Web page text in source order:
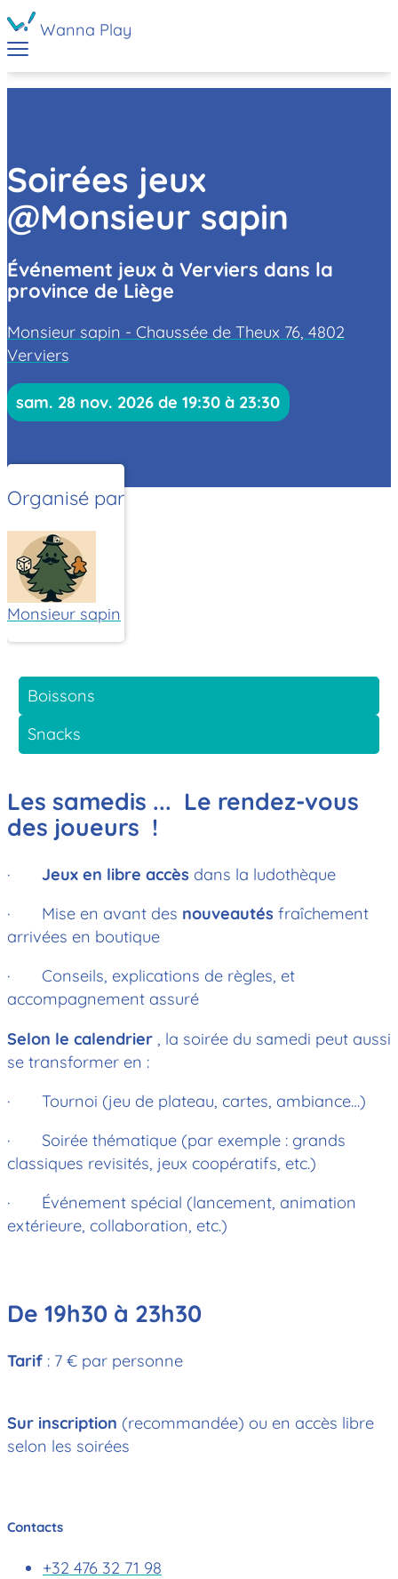
Wanna Play
Soirées jeux
@Monsieur sapin
Événement jeux à Verviers dans la
province de Liège
Monsieur sapin - Chaussée de Theux 76, 4802
Verviers
sam. 28 nov. 2026 de 19:30 à 23:30
Organisé par
Monsieur sapin
Boissons
Snacks
Les samedis ... Le rendez-vous
des joueurs !
· Jeux en libre accès dans la ludothèque
· Mise en avant des nouveautés fraîchement
arrivées en boutique
· Conseils, explications de règles, et
accompagnement assuré
Selon le calendrier , la soirée du samedi peut aussi
se transformer en :
· Tournoi (jeu de plateau, cartes, ambiance…)
· Soirée thématique (par exemple : grands
classiques revisités, jeux coopératifs, etc.)
· Événement spécial (lancement, animation
extérieure, collaboration, etc.)
De 19h30 à 23h30
Tarif : 7 € par personne
Sur inscription (recommandée) ou en accès libre
selon les soirées
Contacts
+32 476 32 71 98